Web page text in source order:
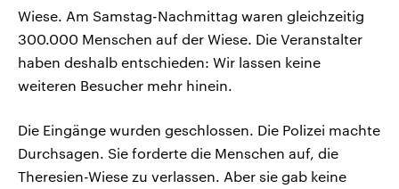
Wiese. Am Samstag-Nachmittag waren gleichzeitig
300.000 Menschen auf der Wiese. Die Veranstalter
haben deshalb entschieden: Wir lassen keine
weiteren Besucher mehr hinein.
Die Eingänge wurden geschlossen. Die Polizei machte
Durchsagen. Sie forderte die Menschen auf, die
Theresien-Wiese zu verlassen. Aber sie gab keine